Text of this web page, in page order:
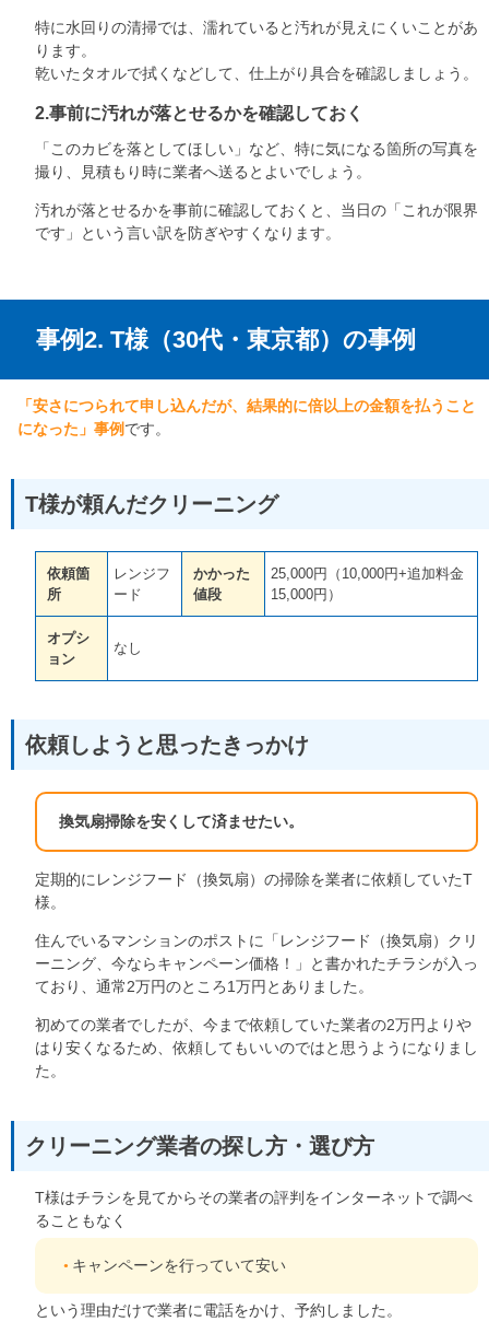
特に水回りの清掃では、濡れていると汚れが見えにくいことがあ
ります。
乾いたタオルで拭くなどして、仕上がり具合を確認しましょう。
2.事前に汚れが落とせるかを確認しておく
「このカビを落としてほしい」など、特に気になる箇所の写真を
撮り、見積もり時に業者へ送るとよいでしょう。
汚れが落とせるかを事前に確認しておくと、当日の「これが限界
です」という言い訳を防ぎやすくなります。
事例2. T様（30代・東京都）の事例
「安さにつられて申し込んだが、結果的に倍以上の金額を払うこと
になった」事例です。
T様が頼んだクリーニング
依頼箇
所
レンジフ
ード
かかった
値段
25,000円（10,000円+追加料金
15,000円）
オプシ
ョン
なし
依頼しようと思ったきっかけ
換気扇掃除を安くして済ませたい。
定期的にレンジフード（換気扇）の掃除を業者に依頼していたT
様。
住んでいるマンションのポストに「レンジフード（換気扇）クリ
ーニング、今ならキャンペーン価格！」と書かれたチラシが入っ
ており、通常2万円のところ1万円とありました。
初めての業者でしたが、今まで依頼していた業者の2万円よりや
はり安くなるため、依頼してもいいのではと思うようになりまし
た。
クリーニング業者の探し方・選び方
T様はチラシを見てからその業者の評判をインターネットで調べ
ることもなく
キャンペーンを行っていて安い
という理由だけで業者に電話をかけ、予約しました。